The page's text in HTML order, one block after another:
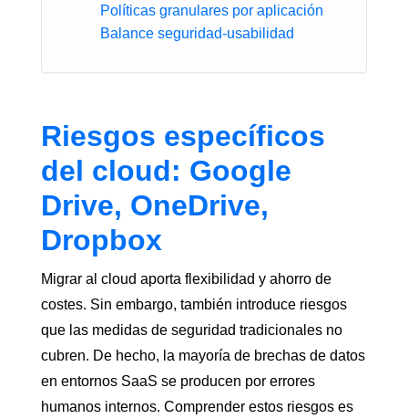
Políticas granulares por aplicación
Balance seguridad-usabilidad
Riesgos específicos
del cloud: Google
Drive, OneDrive,
Dropbox
Migrar al cloud aporta flexibilidad y ahorro de
costes. Sin embargo, también introduce riesgos
que las medidas de seguridad tradicionales no
cubren. De hecho, la mayoría de brechas de datos
en entornos SaaS se producen por errores
humanos internos. Comprender estos riesgos es